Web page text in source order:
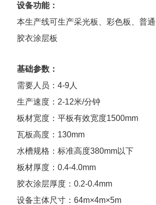
设备功能：
本生产线可生产采光板、彩色板、普通
胶衣涂层板
基础参数：
需要人员：4-9人
生产速度：2-12米/分钟
板材宽度：平板有效宽度1500mm
瓦板高度：130mm
水槽规格：标准高度380mm以下
板材厚度：0.4-4.0mm
胶衣涂层厚度：0.2-0.4mm
设备主体尺寸：64m×4m×5m